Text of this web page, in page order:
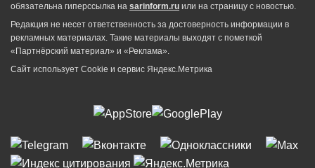
обязательна гиперссылка на sarinform.ru или на страницу с новостью.
Редакция не несет ответственность за достоверность информации в
рекламных материалах. Такие материалы выходят с пометкой
«Партнёрский материал» и «Реклама».
Сайт использует Cookie и сервиc Яндекс.Метрика